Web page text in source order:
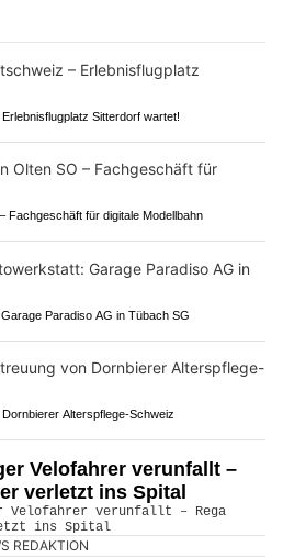
Sitterdorf wartet!
Fachgeschäft für digitale Modellbahn
Paradiso AG in Tübach SG
Alterspflege-Schweiz
Velofahrer verunfallt –
verletzt ins Spital
REDAKTION